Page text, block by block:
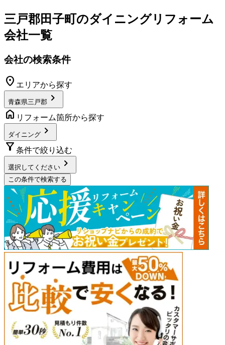
三戸郡田子町のダイニングリフォーム
会社一覧
会社の検索条件
location_on エリアから探す
青森県三戸郡 chevron_right
home リフォーム箇所から探す
ダイニング chevron_right
filter_alt 条件で絞り込む
選択してください chevron_right
この条件で検索する